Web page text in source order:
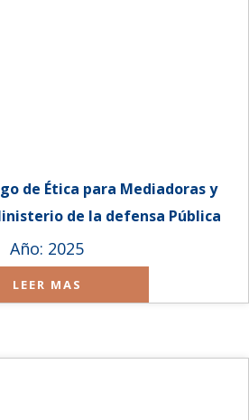
de Ética para Mediadoras y
de la defensa Pública
(MDP)
Año: 2025
LEER MAS